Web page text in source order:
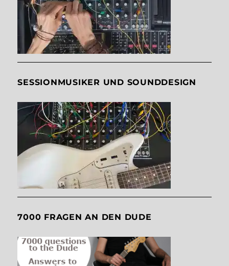
SESSIONMUSIKER UND SOUNDDESIGN
7000 FRAGEN AN DEN DUDE